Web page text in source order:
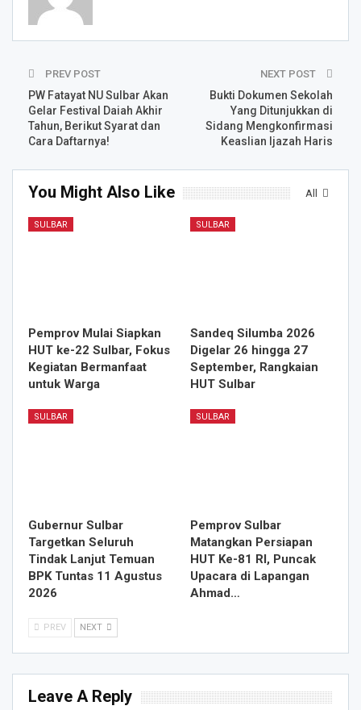
PREV POST
PW Fatayat NU Sulbar Akan
Gelar Festival Daiah Akhir
Tahun, Berikut Syarat dan
Cara Daftarnya!
NEXT POST
Bukti Dokumen Sekolah
Yang Ditunjukkan di
Sidang Mengkonfirmasi
Keaslian Ijazah Haris
All
You Might Also Like
SULBAR
Pemprov Mulai Siapkan
HUT ke-22 Sulbar, Fokus
Kegiatan Bermanfaat
untuk Warga
SULBAR
Sandeq Silumba 2026
Digelar 26 hingga 27
September, Rangkaian
HUT Sulbar
SULBAR
Gubernur Sulbar
Targetkan Seluruh
Tindak Lanjut Temuan
BPK Tuntas 11 Agustus
2026
SULBAR
Pemprov Sulbar
Matangkan Persiapan
HUT Ke-81 RI, Puncak
Upacara di Lapangan
Ahmad…
PREV NEXT
Leave A Reply